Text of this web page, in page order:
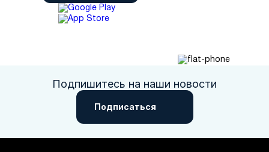
Подпишитесь на наши новости
Подписаться